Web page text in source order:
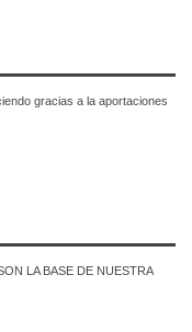
gracias a la aportaciones
LA BASE DE NUESTRA